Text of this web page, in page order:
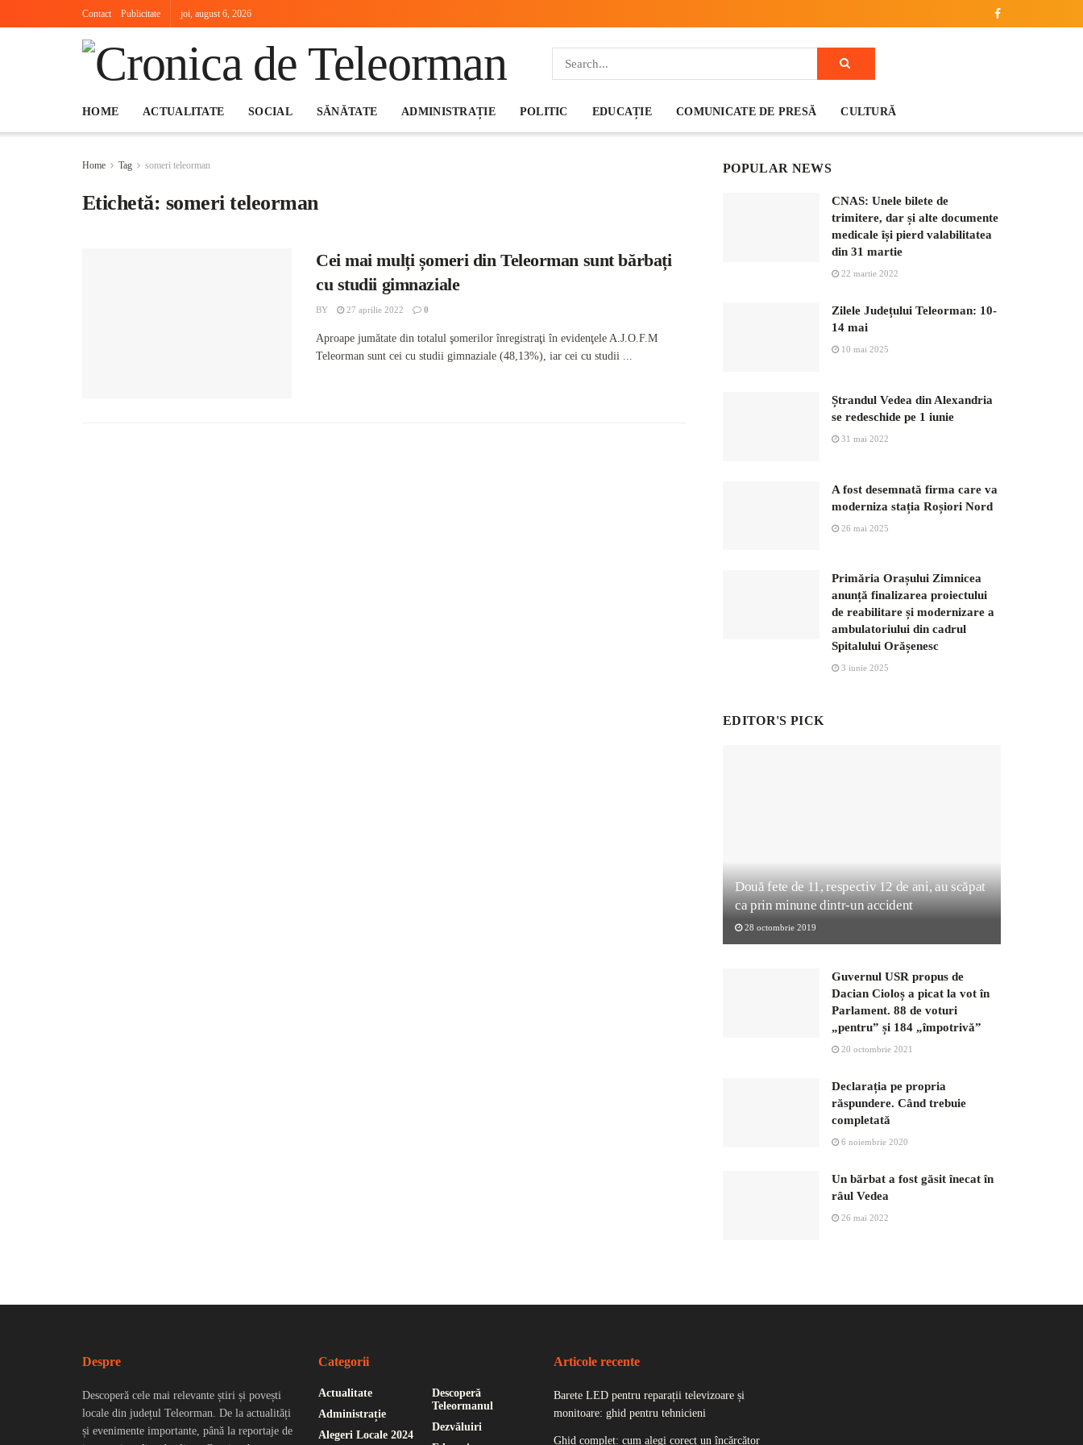
Contact Publicitate joi, august 6, 2026
HOME ACTUALITATE SOCIAL SĂNĂTATE ADMINISTRAȚIE POLITIC EDUCAȚIE COMUNICATE DE PRESĂ CULTURĂ
Home Tag someri teleorman
Etichetă: someri teleorman
Cei mai mulți șomeri din Teleorman sunt bărbați
cu studii gimnaziale
BY 27 aprilie 2022 0
Aproape jumătate din totalul şomerilor înregistraţi în evidenţele A.J.O.F.M
Teleorman sunt cei cu studii gimnaziale (48,13%), iar cei cu studii ...
POPULAR NEWS
CNAS: Unele bilete de
trimitere, dar și alte documente
medicale își pierd valabilitatea
din 31 martie
22 martie 2022
Zilele Județului Teleorman: 10-
14 mai
10 mai 2025
Ștrandul Vedea din Alexandria
se redeschide pe 1 iunie
31 mai 2022
A fost desemnată firma care va
moderniza stația Roșiori Nord
26 mai 2025
Primăria Orașului Zimnicea
anunță finalizarea proiectului
de reabilitare și modernizare a
ambulatoriului din cadrul
Spitalului Orășenesc
3 iunie 2025
EDITOR'S PICK
Două fete de 11, respectiv 12 de ani, au scăpat
ca prin minune dintr-un accident
28 octombrie 2019
Guvernul USR propus de
Dacian Cioloș a picat la vot în
Parlament. 88 de voturi
„pentru” și 184 „împotrivă”
20 octombrie 2021
Declarația pe propria
răspundere. Când trebuie
completată
6 noiembrie 2020
Un bărbat a fost găsit înecat în
râul Vedea
26 mai 2022
Despre
Descoperă cele mai relevante știri și povești
locale din județul Teleorman. De la actualități
și evenimente importante, până la reportaje de
Categorii
Actualitate
Administrație
Alegeri Locale 2024
Descoperă
Teleormanul
Dezvăluiri
Articole recente
Barete LED pentru reparații televizoare și
monitoare: ghid pentru tehnicieni
Ghid complet: cum alegi corect un încărcător